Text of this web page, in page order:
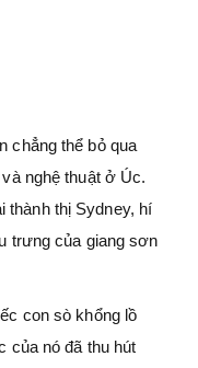
chẳng thể bỏ qua
nghệ thuật ở Úc.
thành thị Sydney, hí
trưng của giang sơn
con sò khổng lồ
của nó đã thu hút